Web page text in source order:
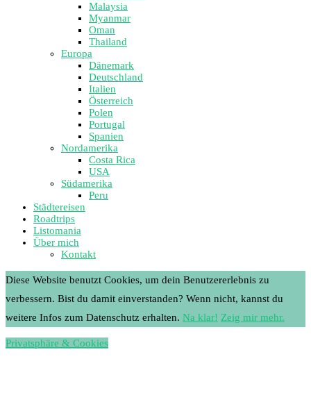
Malaysia
Myanmar
Oman
Thailand
Europa
Dänemark
Deutschland
Italien
Österreich
Polen
Portugal
Spanien
Nordamerika
Costa Rica
USA
Südamerika
Peru
Städtereisen
Roadtrips
Listomania
Über mich
Kontakt
Diese Website benutzt Cookies, um dein Benutzererlebnis zu
verbessern. Bist du damit einverstanden? Wenn nicht, kannst du
weitere Infos zum Datenschutz erhalten. Na klar! Zeig mir mehr.
Privatsphäre & Cookies